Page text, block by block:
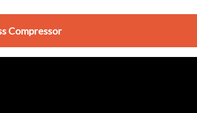
Compressor